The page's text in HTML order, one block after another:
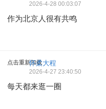
2026-4-28 00:03:07
作为北京人很有共鸣
点击重新加载怀柔大程
2026-4-27 23:40:50
每天都来逛一圈